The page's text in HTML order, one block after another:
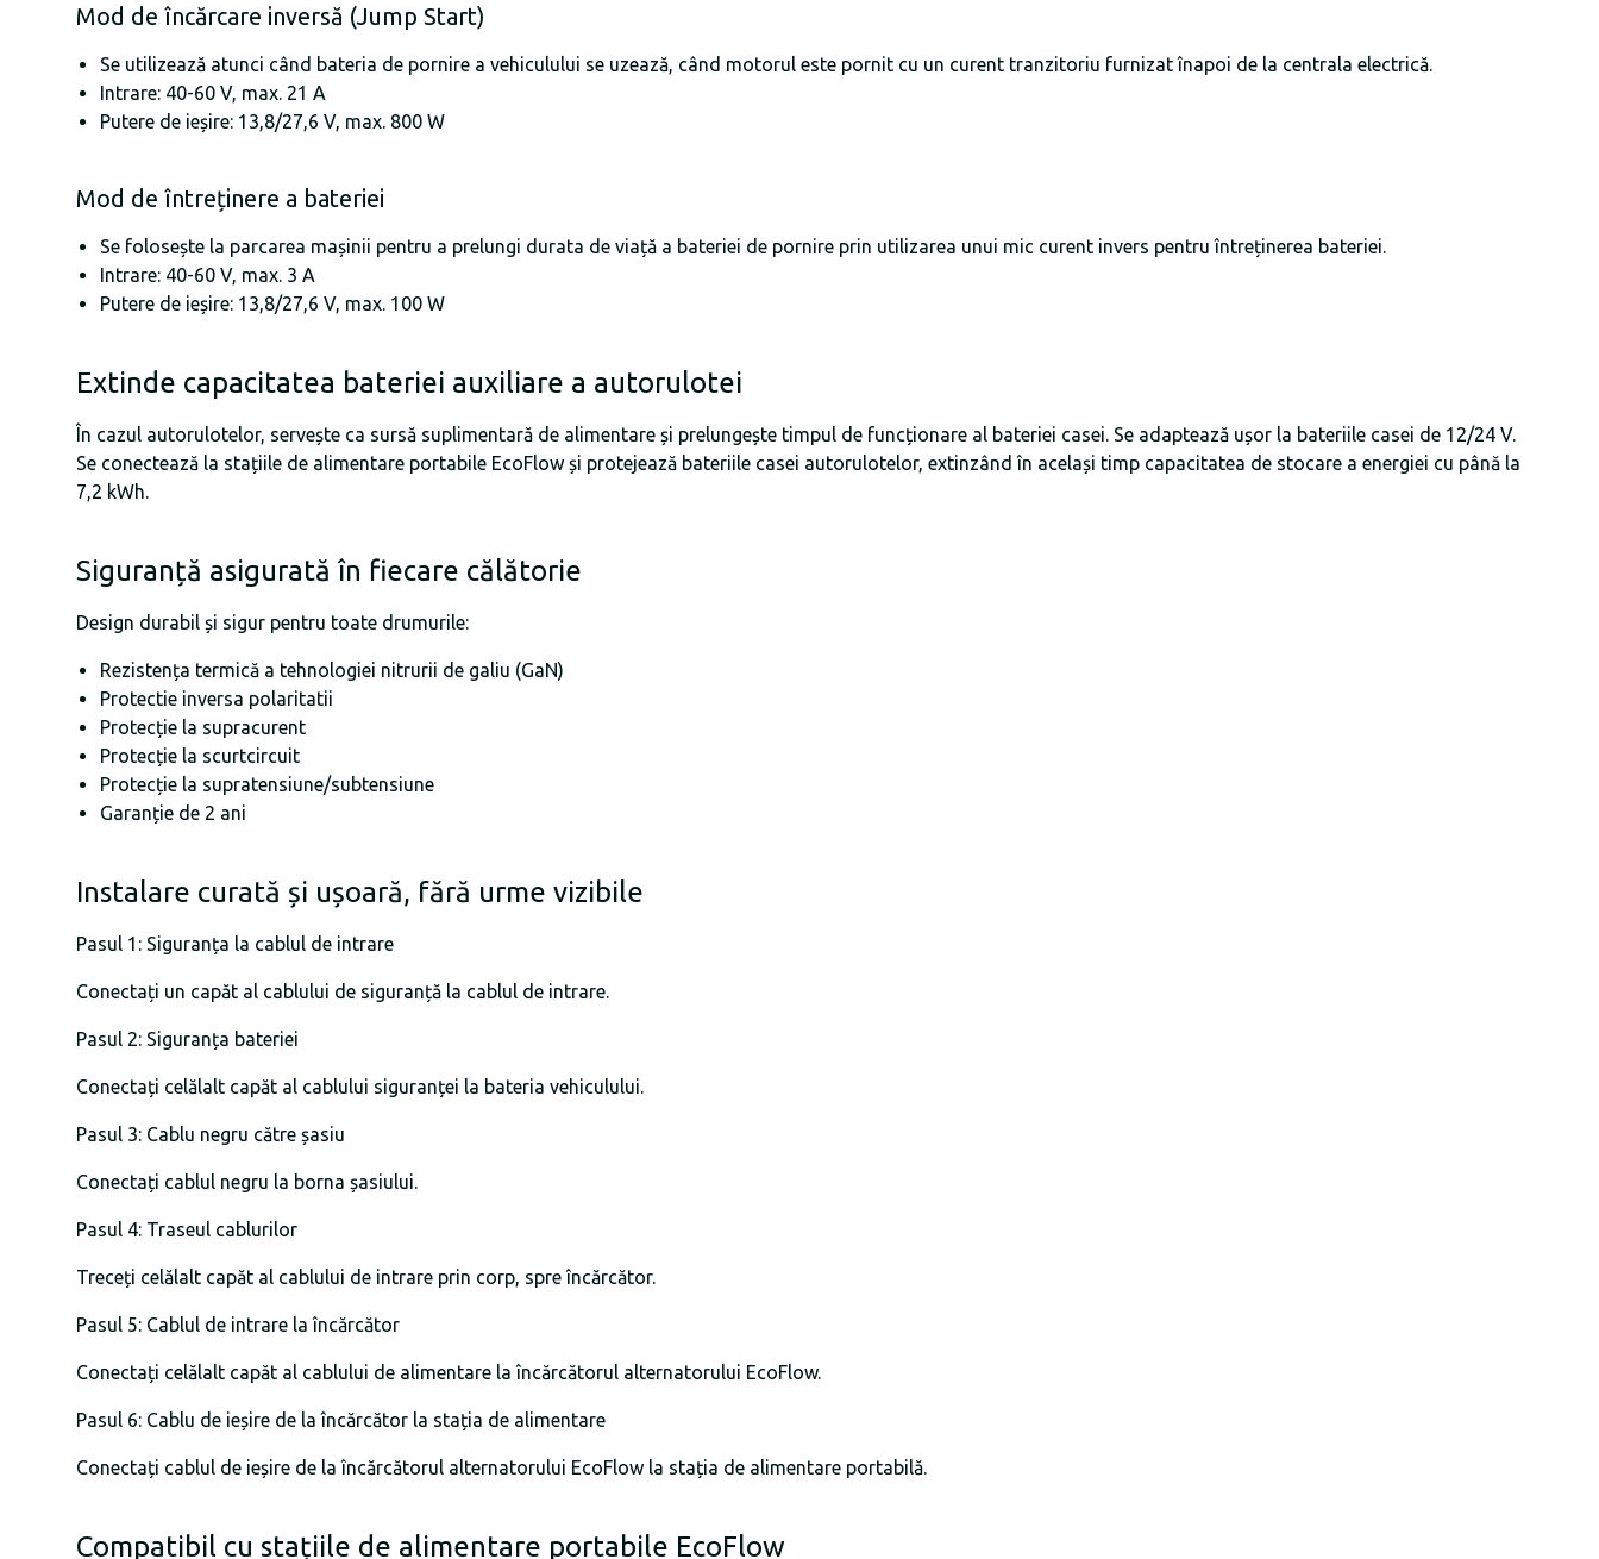
Mod de încărcare inversă (Jump Start)
Se utilizează atunci când bateria de pornire a vehiculului se uzează, când motorul este pornit cu un curent tranzitoriu furnizat înapoi de la centrala electrică.
Intrare: 40-60 V, max. 21 A
Putere de ieșire: 13,8/27,6 V, max. 800 W
Mod de întreținere a bateriei
Se folosește la parcarea mașinii pentru a prelungi durata de viață a bateriei de pornire prin utilizarea unui mic curent invers pentru întreținerea bateriei.
Intrare: 40-60 V, max. 3 A
Putere de ieșire: 13,8/27,6 V, max. 100 W
Extinde capacitatea bateriei auxiliare a autorulotei
În cazul autorulotelor, servește ca sursă suplimentară de alimentare și prelungește timpul de funcționare al bateriei casei. Se adaptează ușor la bateriile casei de 12/24 V.
Se conectează la stațiile de alimentare portabile EcoFlow și protejează bateriile casei autorulotelor, extinzând în același timp capacitatea de stocare a energiei cu până la
7,2 kWh.
Siguranță asigurată în fiecare călătorie
Design durabil și sigur pentru toate drumurile:
Rezistența termică a tehnologiei nitrurii de galiu (GaN)
Protectie inversa polaritatii
Protecție la supracurent
Protecție la scurtcircuit
Protecție la supratensiune/subtensiune
Garanție de 2 ani
Instalare curată și ușoară, fără urme vizibile
Pasul 1: Siguranța la cablul de intrare
Conectați un capăt al cablului de siguranță la cablul de intrare.
Pasul 2: Siguranța bateriei
Conectați celălalt capăt al cablului siguranței la bateria vehiculului.
Pasul 3: Cablu negru către șasiu
Conectați cablul negru la borna șasiului.
Pasul 4: Traseul cablurilor
Treceți celălalt capăt al cablului de intrare prin corp, spre încărcător.
Pasul 5: Cablul de intrare la încărcător
Conectați celălalt capăt al cablului de alimentare la încărcătorul alternatorului EcoFlow.
Pasul 6: Cablu de ieșire de la încărcător la stația de alimentare
Conectați cablul de ieșire de la încărcătorul alternatorului EcoFlow la stația de alimentare portabilă.
Compatibil cu stațiile de alimentare portabile EcoFlow